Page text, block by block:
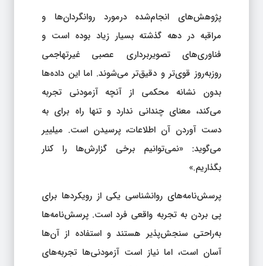
پژوهش‌های انجام‌شده درمورد روانگردان‌ها و
مراقبه در دهه گذشته بسیار زیاد بوده است و
فناوری‌های تصویربرداری عصبی غیرتهاجمی
روزبه‌روز قوی‌تر و دقیق‌تر می‌شوند. اما این داده‌ها
بدون نشانه محکمی از آنچه آزمودنی تجربه
می‌کند، معنای چندانی ندارد و تنها راه برای به
دست آوردن آن اطلاعات، پرسیدن است. میلییر
می‌گوید: «نمی‌توانیم برخی گزارش‌ها را کنار
بگذاریم.»
پرسش‌نامه‌های روانشناسی یکی از رویکردها برای
پی بردن به تجربه واقعی فرد است. پرسش‌نامه‌ها
به‌راحتی سنجش‌پذیر هستند و استفاده از آن‌ها
آسان است، اما نیاز است آزمودنی‌ها تجربه‌های